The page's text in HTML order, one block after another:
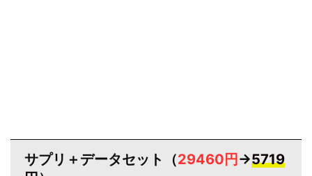
サプリ＋データセット（29460円 →5719